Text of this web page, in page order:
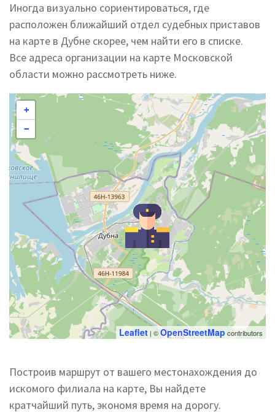
Иногда визуально сориентироваться, где
расположен ближайший отдел судебных приставов
на карте в Дубне скорее, чем найти его в списке.
Все адреса организации на карте Московской
области можно рассмотреть ниже.
+
−
Leaflet | ©OpenStreetMap contributors
Построив маршрут от вашего местонахождения до
искомого филиала на карте, Вы найдете
кратчайший путь, экономя время на дорогу.